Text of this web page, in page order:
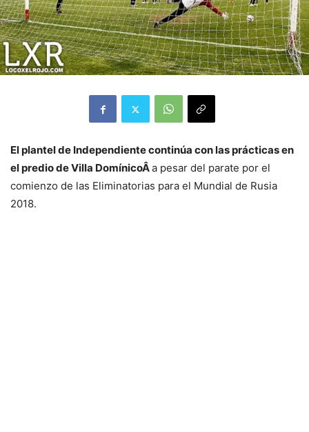
El plantel de Independiente continúa con las prácticas en
el predio de Villa DomínicoÂa pesar del parate por el
comienzo de las Eliminatorias para el Mundial de Rusia
2018.